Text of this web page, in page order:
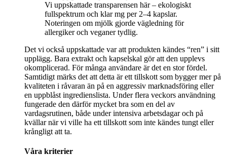
Vi uppskattade transparensen här – ekologiskt
fullspektrum och klar mg per 2–4 kapslar.
Noteringen om mjölk gjorde vägledning för
allergiker och veganer tydlig.
Det vi också uppskattade var att produkten kändes “ren” i sitt
upplägg. Bara extrakt och kapselskal gör att den upplevs
okomplicerad. För många användare är det en stor fördel.
Samtidigt märks det att detta är ett tillskott som bygger mer på
kvaliteten i råvaran än på en aggressiv marknadsföring eller
en uppblåst ingredienslista. Under flera veckors användning
fungerade den därför mycket bra som en del av
vardagsrutinen, både under intensiva arbetsdagar och på
kvällar när vi ville ha ett tillskott som inte kändes tungt eller
krångligt att ta.
Våra kriterier